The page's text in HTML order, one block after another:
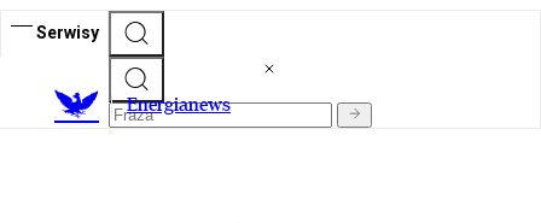
Serwisy
Energianews